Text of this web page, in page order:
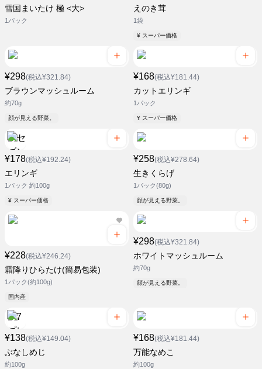
雪国まいたけ 極 <大>
1パック
えのき茸
1袋
¥ スーパー価格
¥298(税込¥321.84)
ブラウンマッシュルーム
約70g
顔が見える野菜。
¥168(税込¥181.44)
カットエリンギ
1パック
¥ スーパー価格
¥178(税込¥192.24)
エリンギ
1パック 約100g
¥ スーパー価格
¥258(税込¥278.64)
生きくらげ
1パック(80g)
顔が見える野菜。
¥228(税込¥246.24)
霜降りひらたけ(簡易包装)
1パック(約100g)
国内産
¥298(税込¥321.84)
ホワイトマッシュルーム
約70g
顔が見える野菜。
¥138(税込¥149.04)
ぶなしめじ
約100g
¥168(税込¥181.44)
万能なめこ
約100g